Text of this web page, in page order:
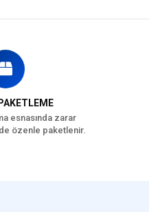
esnasında zarar
özenle paketlenir.